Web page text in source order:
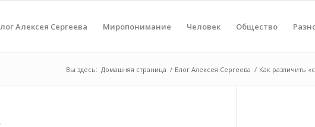
Алексея Сергеева Миропонимание Человек Общество
Вы здесь: Домашняя страница / Блог Алексея Сергеева / Как различить